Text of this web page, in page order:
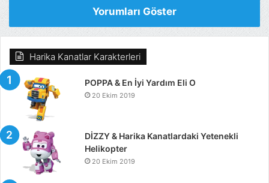
Yorumları Göster
Harika Kanatlar Karakterleri
POPPA & En İyi Yardım Eli O
20 Ekim 2019
DİZZY & Harika Kanatlardaki Yetenekli
Helikopter
20 Ekim 2019